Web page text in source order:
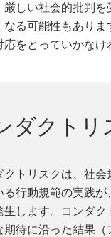
厳しい社会的批判
なる可能性もあり
応をとっていかなけ
ダクトリ
クトリスクは、社
る行動規範の実践
生します。コンダ
期待に沿った結果（